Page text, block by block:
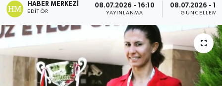
HABER MERKEZI
EDITÖR
08.07.2026 - 16:10
YAYINLANMA
08.07.2026 -
GÜNCELLEME
SAĞLIK
SPOR
Haber Arşivi